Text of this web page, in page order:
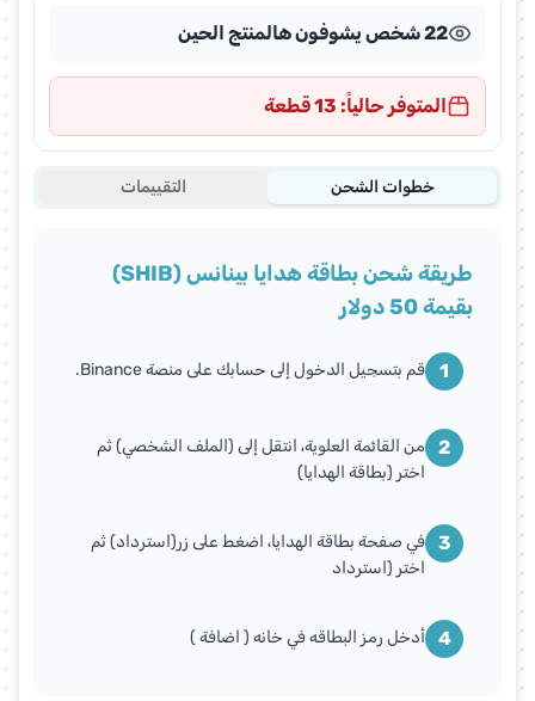
22 شخص يشوفون هالمنتج الحين
المتوفر حالياً: 13 قطعة
خطوات الشحن التقييمات
طريقة شحن بطاقة هدايا بينانس (SHIB)
بقيمة 50 دولار
1 قم بتسجيل الدخول إلى حسابك على منصة Binance.
2
من القائمة العلوية، انتقل إلى (الملف الشخصي) ثم
اختر (بطاقة الهدايا)
3
في صفحة بطاقة الهدايا، اضغط على زر(استرداد) ثم
اختر (استرداد
4 أدخل رمز البطاقه في خانه ( اضافة )